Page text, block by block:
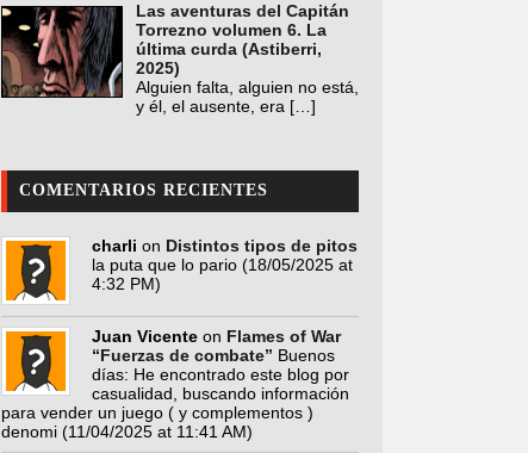
Las aventuras del Capitán
Torrezno volumen 6. La
última curda (Astiberri,
2025)
Alguien falta, alguien no está,
y él, el ausente, era […]
COMENTARIOS RECIENTES
charli on Distintos tipos de pitos
la puta que lo pario (18/05/2025 at
4:32 PM)
Juan Vicente on Flames of War
“Fuerzas de combate” Buenos
días: He encontrado este blog por
casualidad, buscando información
para vender un juego ( y complementos )
denomi (11/04/2025 at 11:41 AM)